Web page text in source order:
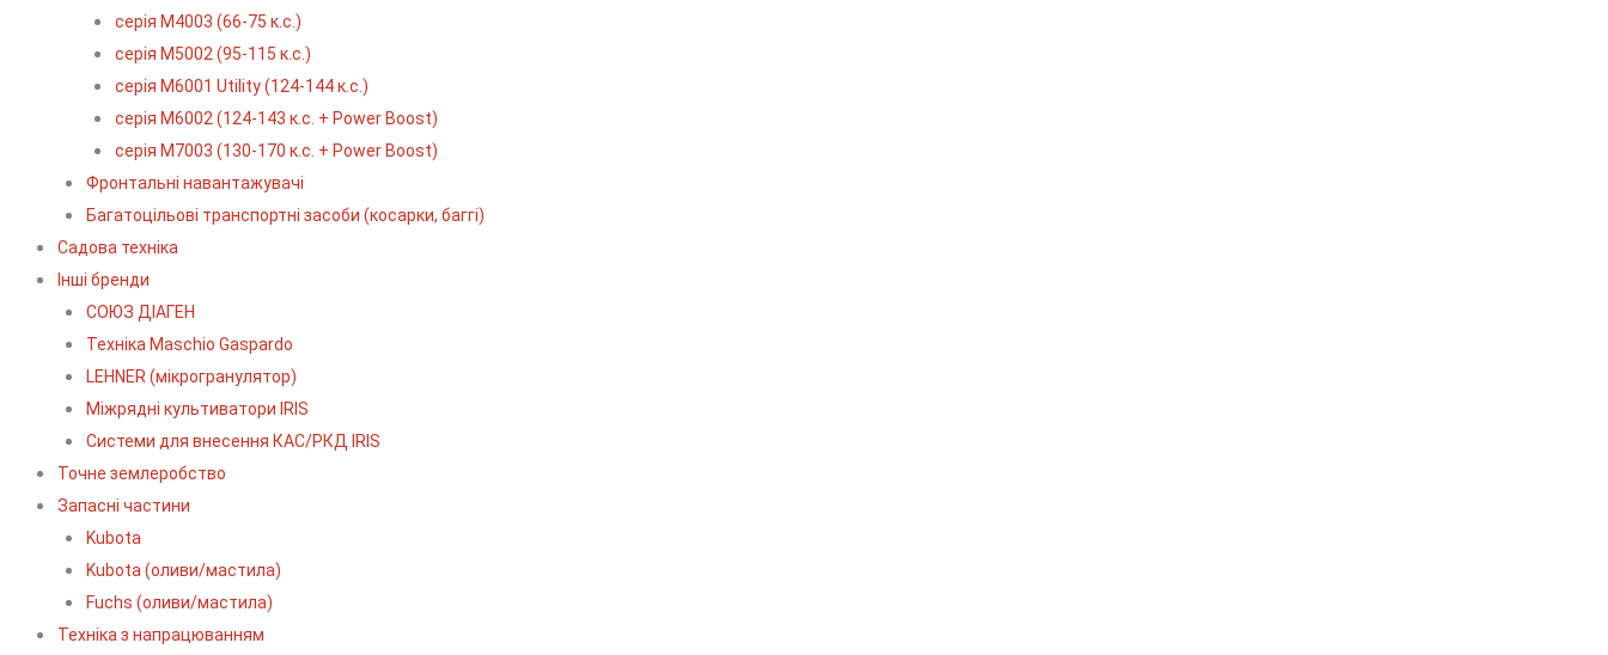
серія М4003 (66-75 к.с.)
серія М5002 (95-115 к.с.)
серія M6001 Utility (124-144 к.с.)
серія М6002 (124-143 к.с. + Power Boost)
серія М7003 (130-170 к.с. + Power Boost)
Фронтальні навантажувачі
Багатоцільові транспортні засоби (косарки, баггі)
Садова техніка
Інші бренди
СОЮЗ ДІАГЕН
Техніка Maschio Gaspardo
LEHNER (мікрогранулятор)
Міжрядні культиватори IRIS
Системи для внесення КАС/РКД IRIS
Точне землеробство
Запасні частини
Kubota
Kubota (оливи/мастила)
Fuchs (оливи/мастила)
Техніка з напрацюванням